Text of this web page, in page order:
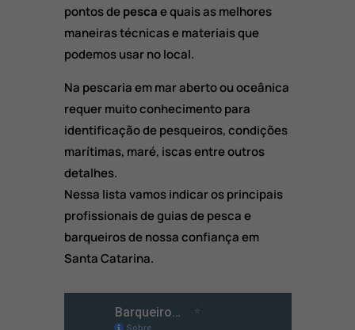
pontos depescae quais as melhores
maneiras técnicas e materiais que
podemos usar no local.
Na pescaria em mar aberto ou oceânica
requer muito conhecimento para
identificação de pesqueiros, condições
marítimas, maré, iscas entre outros
detalhes.
Nessa lista vamos indicar os principais
profissionais de guias de pesca e
barqueiros de nossa confiança em
Santa Catarina.